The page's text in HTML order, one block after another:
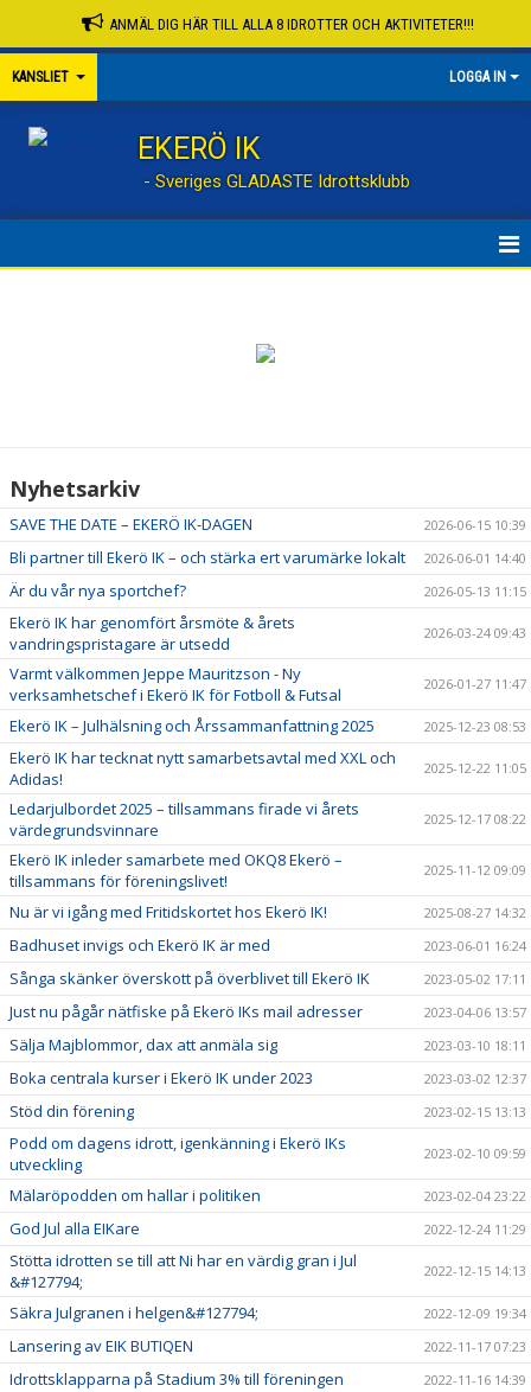
ANMÄL DIG HÄR TILL ALLA 8 IDROTTER OCH AKTIVITETER!!!
KANSLIET LOGGA IN
EKERÖ IK
- Sveriges GLADASTE Idrottsklubb
FÖRENINGSINSTRUKTION
DOKUMENT
VISSELBLÅSARE
Nyhetsarkiv
SAVE THE DATE – EKERÖ IK-DAGEN 2026-06-15 10:39
Bli partner till Ekerö IK – och stärka ert varumärke lokalt 2026-06-01 14:40
Är du vår nya sportchef? 2026-05-13 11:15
Ekerö IK har genomfört årsmöte & årets
vandringspristagare är utsedd
2026-03-24 09:43
Varmt välkommen Jeppe Mauritzson - Ny
verksamhetschef i Ekerö IK för Fotboll & Futsal
2026-01-27 11:47
Ekerö IK – Julhälsning och Årssammanfattning 2025 2025-12-23 08:53
Ekerö IK har tecknat nytt samarbetsavtal med XXL och
Adidas!
2025-12-22 11:05
Ledarjulbordet 2025 – tillsammans firade vi årets
värdegrundsvinnare
2025-12-17 08:22
Ekerö IK inleder samarbete med OKQ8 Ekerö –
tillsammans för föreningslivet!
2025-11-12 09:09
Nu är vi igång med Fritidskortet hos Ekerö IK! 2025-08-27 14:32
Badhuset invigs och Ekerö IK är med 2023-06-01 16:24
Sånga skänker överskott på överblivet till Ekerö IK 2023-05-02 17:11
Just nu pågår nätfiske på Ekerö IKs mail adresser 2023-04-06 13:57
Sälja Majblommor, dax att anmäla sig 2023-03-10 18:11
Boka centrala kurser i Ekerö IK under 2023 2023-03-02 12:37
Stöd din förening 2023-02-15 13:13
Podd om dagens idrott, igenkänning i Ekerö IKs
utveckling
2023-02-10 09:59
Mälaröpodden om hallar i politiken 2023-02-04 23:22
God Jul alla EIKare 2022-12-24 11:29
Stötta idrotten se till att Ni har en värdig gran i Jul
&#127794;
2022-12-15 14:13
Säkra Julgranen i helgen&#127794; 2022-12-09 19:34
Lansering av EIK BUTIQEN 2022-11-17 07:23
Idrottsklapparna på Stadium 3% till föreningen 2022-11-16 14:39